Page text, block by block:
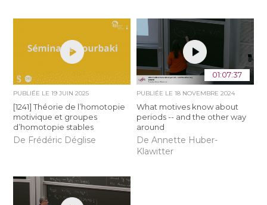
PUBLIÉE LE19 JUIN 2025
[1241] Théorie de l’homotopie
motivique et groupes
d’homotopie stables
De Frédéric Déglise
01:07:37
PUBLIÉE LE 18 NOVEMBRE 2024
What motives know about
periods -- and the other way
around
De Annette Huber-
Klawitter